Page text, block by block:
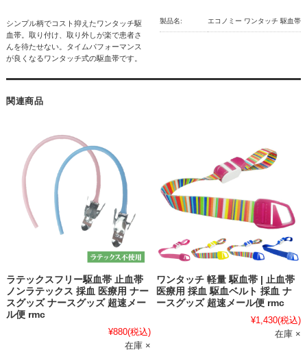
シンプル柄でコスト抑えたワンタッチ駆
血帯。取り付け、取り外しが楽で患者さ
んを待たせない。タイムパフォーマンス
が良くなるワンタッチ式の駆血帯です。
製品名: エコノミー ワンタッチ 駆血帯
関連商品
ラテックスフリー駆血帯 止血帯
ノンラテックス 採血 医療用 ナー
スグッズ ナースグッズ 超速メー
ル便 rmc
¥880(税込)
在庫 ×
ワンタッチ 軽量 駆血帯 | 止血帯
医療用 採血 駆血ベルト 採血 ナ
ースグッズ 超速メール便 rmc
¥1,430(税込)
在庫 ×